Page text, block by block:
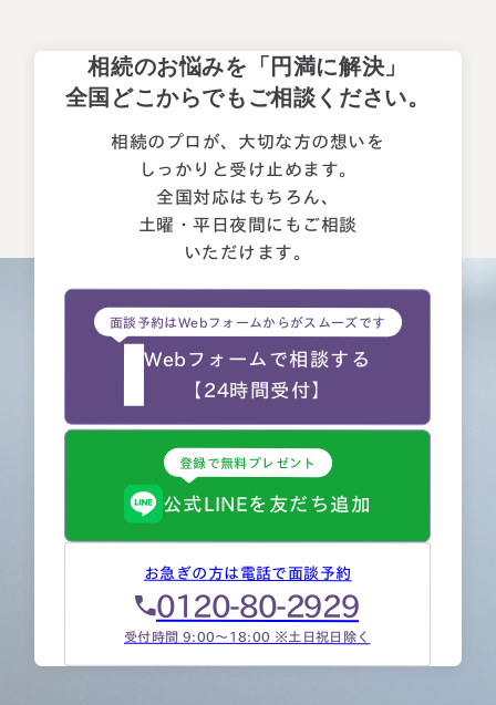
国外転出時課税
相続のお悩みを「円満に解決」
全国どこからでもご相談ください。
相続のプロが、大切な方の想いを
しっかりと受け止めます。
全国対応はもちろん、
土曜・平日夜間にもご相談
いただけます。
面談予約はWebフォームからがスムーズです
Webフォームで相談する
【24時間受付】
登録で無料プレゼント
公式LINEを友だち追加
お急ぎの方は電話で面談予約
0120-80-2929
受付時間 9:00～18:00 ※土日祝日除く